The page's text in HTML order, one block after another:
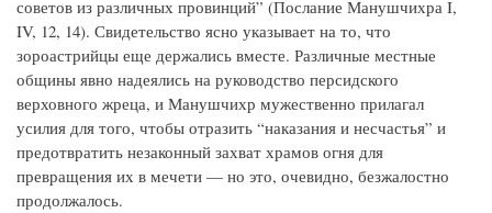
советов из различных провинций” (Послание Манушчихра I,
IV, 12, 14). Свидетельство ясно указывает на то, что
зороастрийцы еще держались вместе. Различные местные
общины явно надеялись на руководство персидского
верховного жреца, и Манушчихр мужественно прилагал
усилия для того, чтобы отразить “наказания и несчастья” и
предотвратить незаконный захват храмов огня для
превращения их в мечети — но это, очевидно, безжалостно
продолжалось.